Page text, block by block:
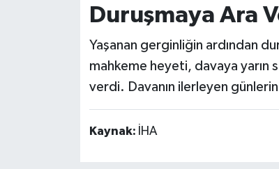
Duruşmaya Ara
Yaşanan gerginliğin ardından
mahkeme heyeti, davaya yarın
verdi. Davanın ilerleyen
Kaynak: İHA